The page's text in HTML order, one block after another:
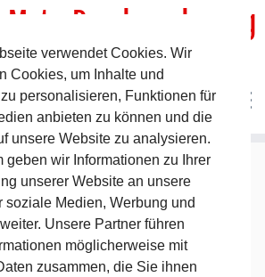
um Pommelsbrunn
Ultra (SWU) 2016 » IMG_2420
2016mit den Abmessungen4272 × 2848
(SWU) 2016.
verwendet Cookies. Wir
Cookies, um Inhalte und
personalisieren, Funktionen für
anbieten zu können und die
unsere Website zu analysieren.
geben wir Informationen zu Ihrer
unserer Website an unsere
soziale Medien, Werbung und
Unsere Partner führen
möglicherweise mit
zusammen, die Sie ihnen